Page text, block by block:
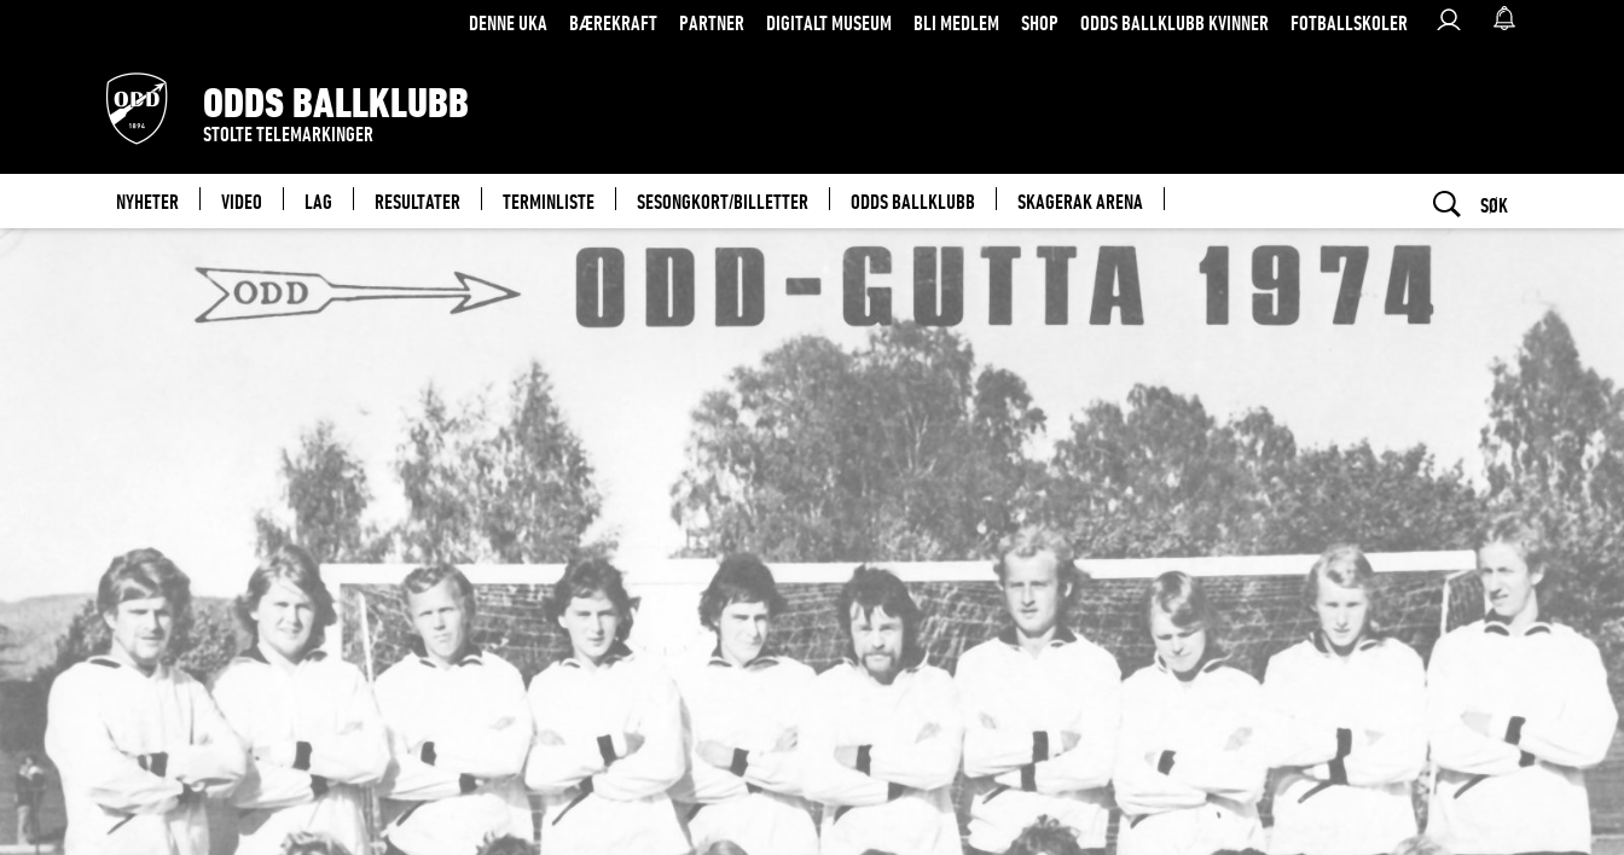
DENNE UKA BÆREKRAFT PARTNER DIGITALT MUSEUM BLI MEDLEM SHOP ODDS BALLKLUBB KVINNER FOTBALLSKOLER
ODDS BALLKLUBB
STOLTE TELEMARKINGER
NYHETER VIDEO LAG RESULTATER TERMINLISTE SESONGKORT/BILLETTER ODDS BALLKLUBB SKAGERAK ARENA SØK